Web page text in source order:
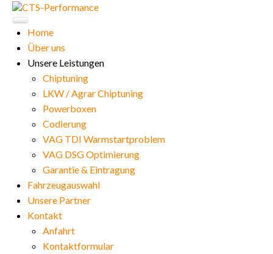
Home
Über uns
Unsere Leistungen
Chiptuning
LKW / Agrar Chiptuning
Powerboxen
Codierung
VAG TDI Warmstartproblem
VAG DSG Optimierung
Garantie & Eintragung
Fahrzeugauswahl
Unsere Partner
Kontakt
Anfahrt
Kontaktformular